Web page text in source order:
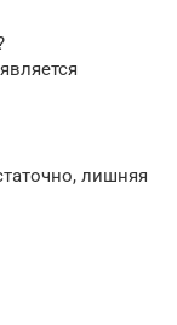
лишняя